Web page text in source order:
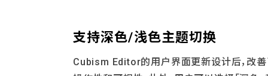
支持深色/浅色主题切换
Cubism Editor的用户界面更新设计后，改